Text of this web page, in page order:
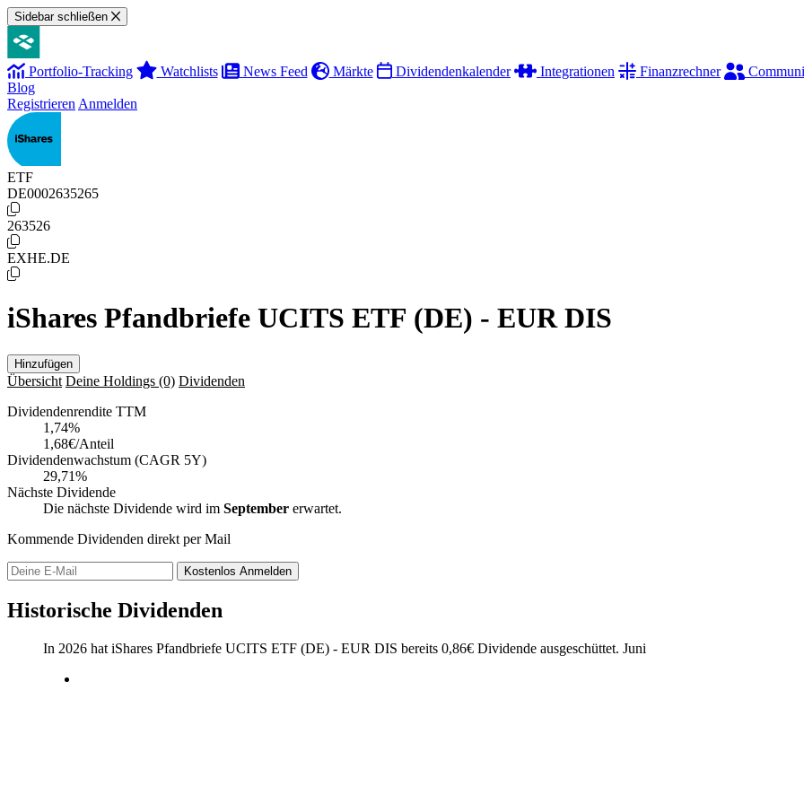
Sidebar schließen
Portfolio-Tracking Watchlists News Feed Märkte Dividendenkalender Integrationen Finanzrechner
Blog
Registrieren Anmelden
ETF
DE0002635265
263526
EXHE.DE
iShares Pfandbriefe UCITS ETF (DE) - EUR DIS
Hinzufügen
Übersicht Deine Holdings (0) Dividenden
Dividendenrendite TTM
1,74%
1,68€/Anteil
Dividendenwachstum (CAGR 5Y)
29,71%
Nächste Dividende
Die nächste Dividende wird im September erwartet.
Kommende Dividenden direkt per Mail
Kostenlos Anmelden
Historische Dividenden
In 2026 hat iShares Pfandbriefe UCITS ETF (DE) - EUR DIS bereits 0,86€ Dividende ausgeschüttet. Juni